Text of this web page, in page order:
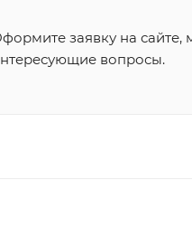
заявку на
вопросы.